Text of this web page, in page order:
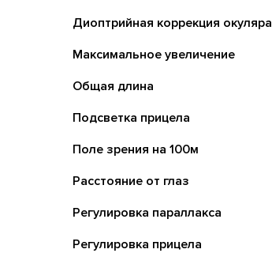
Диоптрийная коррекция окуляра
Максимальное увеличение
Общая длина
Подсветка прицела
Поле зрения на 100м
Расстояние от глаз
Регулировка параллакса
Регулировка прицела